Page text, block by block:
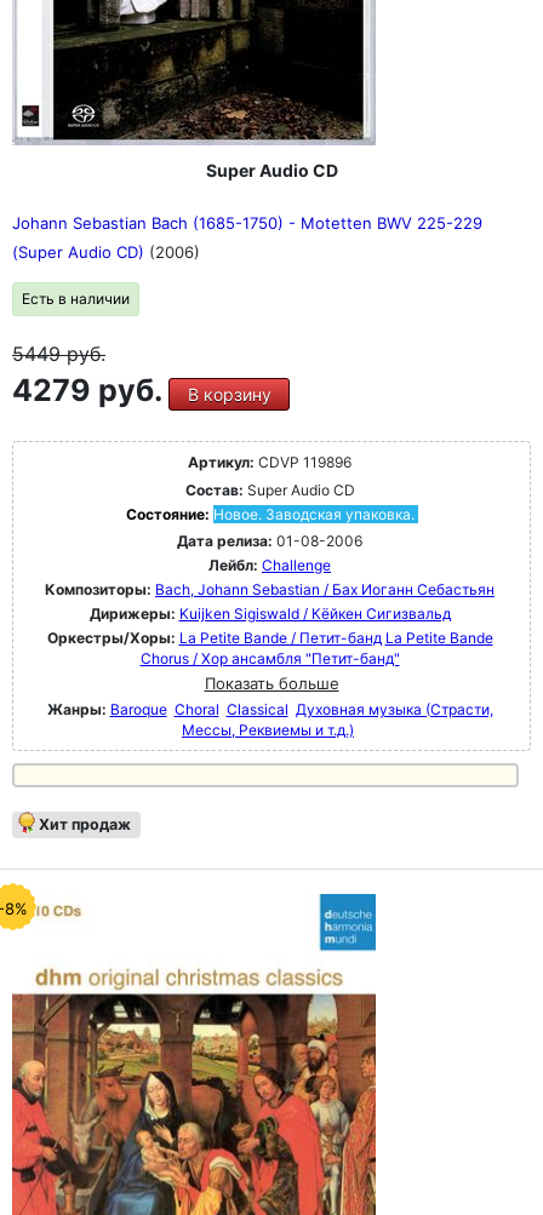
Super Audio CD
Johann Sebastian Bach (1685-1750) - Motetten BWV 225-229
(Super Audio CD) (2006)
Есть в наличии
5449руб.
4279 руб. В корзину
Артикул: CDVP 119896
Состав: Super Audio CD
Состояние: Новое. Заводская упаковка.
Дата релиза: 01-08-2006
Лейбл: Challenge
Композиторы: Bach, Johann Sebastian / Бах Иоганн Себастьян
Дирижеры: Kuijken Sigiswald / Кёйкен Сигизвальд
Оркестры/Хоры: La Petite Bande / Петит-банд La Petite Bande
Chorus / Хор ансамбля "Петит-банд"
Показать больше
Жанры: Baroque Choral Classical Духовная музыка (Страсти,
Мессы, Реквиемы и т.д.)
Хит продаж
8%